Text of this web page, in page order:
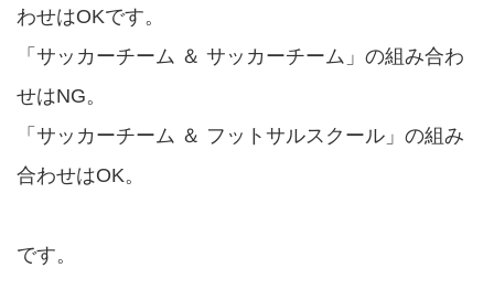
わせはOKです。
「サッカーチーム ＆ サッカーチーム」の組み合わ
せはNG。
「サッカーチーム ＆ フットサルスクール」の組み
合わせはOK。
です。